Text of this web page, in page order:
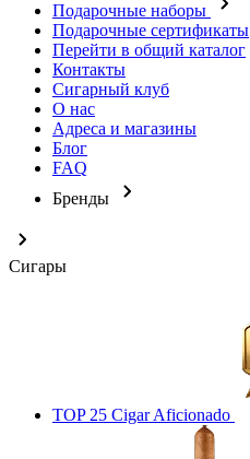
Подарочные наборы
Подарочные сертификаты
Перейти в общий каталог
Контакты
Сигарный клуб
О нас
Адреса и магазины
Блог
FAQ
Бренды
Сигары
TOP 25 Cigar Aficionado